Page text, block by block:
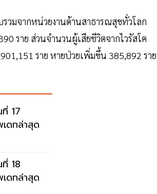
วมจากหน่วยงานด้านสาธารณสุขทั่วโลก
ราย ส่วนจำนวนผู้เสียชีวิตจากไวรัสโค
ราย หายป่วยเพิ่มขึ้น 385,892 รา
17
ดทล่าสุด
18
ดทล่าสุด